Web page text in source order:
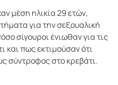
μέση ηλικία 29 ετών,
για την σεξουαλική
σίγουροι ένιωθαν για τις
και πως εκτιμούσαν ότι
σύντροφος στο κρεβάτι.